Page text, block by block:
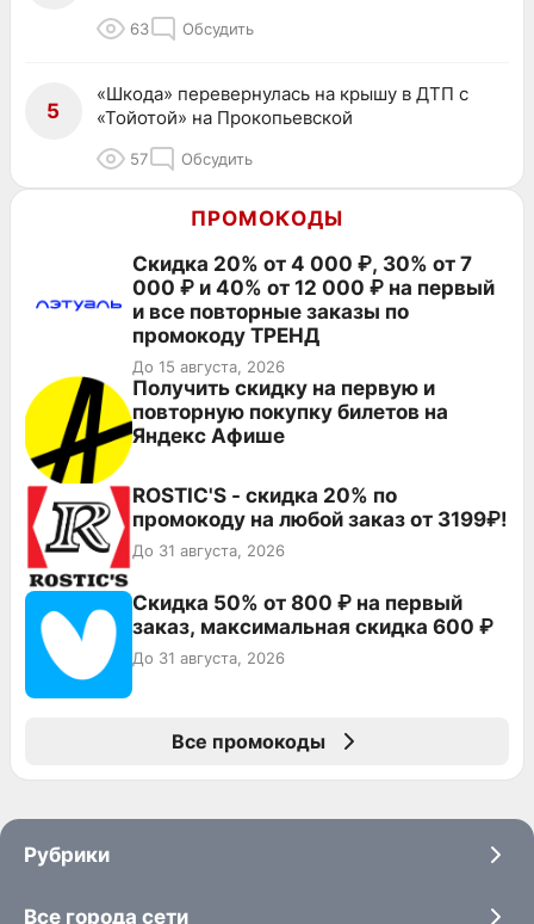
63 Обсудить
5
«Шкода» перевернулась на крышу в ДТП с
«Тойотой» на Прокопьевской
57 Обсудить
ПРОМОКОДЫ
Скидка 20% от 4 000 ₽, 30% от 7
000 ₽ и 40% от 12 000 ₽ на первый
и все повторные заказы по
промокоду ТРЕНД
До 15 августа, 2026
Получить скидку на первую и
повторную покупку билетов на
Яндекс Афише
ROSTIC'S - скидка 20% по
промокоду на любой заказ от 3199₽!
До 31 августа, 2026
Скидка 50% от 800 ₽ на первый
заказ, максимальная скидка 600 ₽
До 31 августа, 2026
Все промокоды
Рубрики
Все города сети